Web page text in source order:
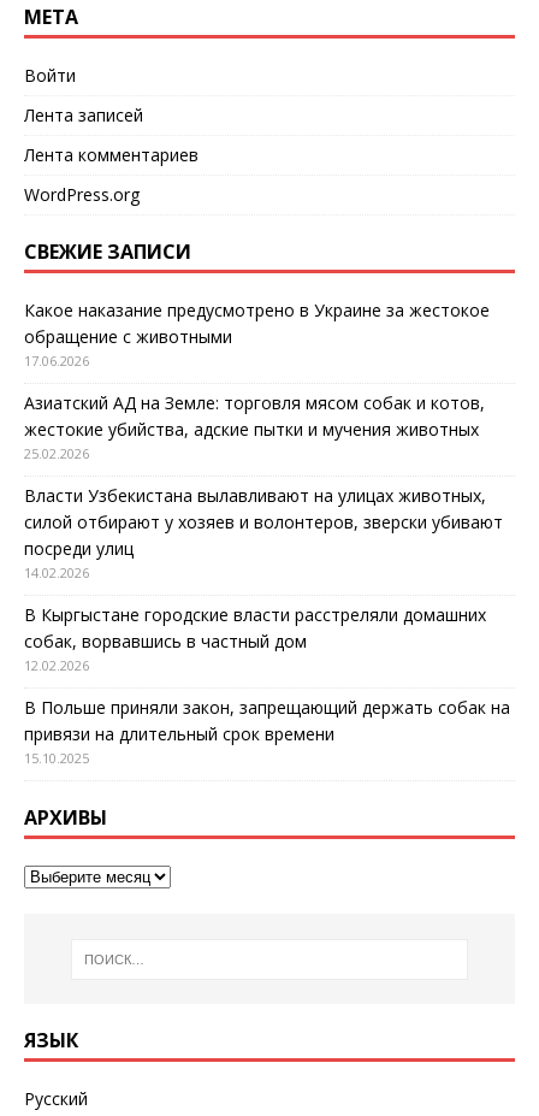
МЕТА
Войти
Лента записей
Лента комментариев
WordPress.org
СВЕЖИЕ ЗАПИСИ
Какое наказание предусмотрено в Украине за жестокое
обращение с животными
17.06.2026
Азиатский АД на Земле: торговля мясом собак и котов,
жестокие убийства, адские пытки и мучения животных
25.02.2026
Власти Узбекистана вылавливают на улицах животных,
силой отбирают у хозяев и волонтеров, зверски убивают
посреди улиц
14.02.2026
В Кыргыстане городские власти расстреляли домашних
собак, ворвавшись в частный дом
12.02.2026
В Польше приняли закон, запрещающий держать собак на
привязи на длительный срок времени
15.10.2025
АРХИВЫ
ЯЗЫК
Русский